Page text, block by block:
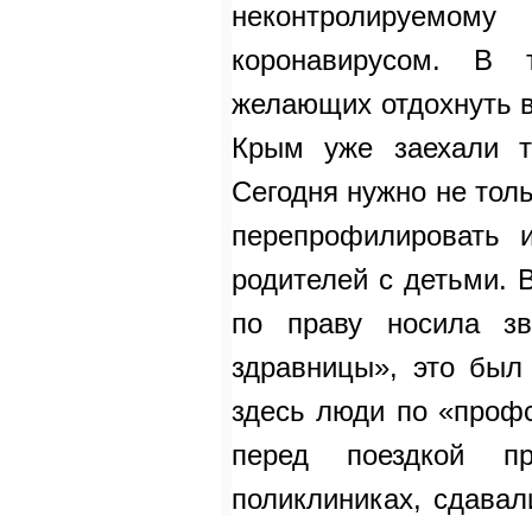
коронавирусом. В
желающих отдохнуть
Крым уже заехали
Сегодня нужно не
родителей с детьми.
по праву носила
здравницы», это
здесь люди по
перед поездкой
поликлиниках,